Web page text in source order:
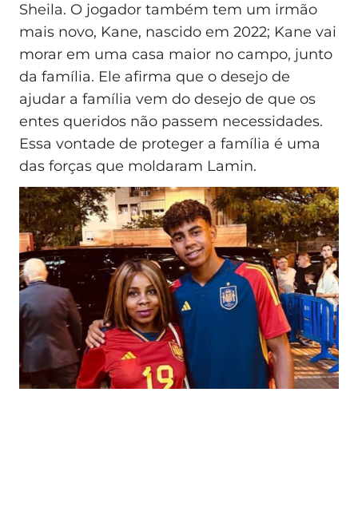
Sheila. O jogador também tem um irmão
mais novo, Kane, nascido em 2022; Kane vai
morar em uma casa maior no campo, junto
da família. Ele afirma que o desejo de
ajudar a família vem do desejo de que os
entes queridos não passem necessidades.
Essa vontade de proteger a família é uma
das forças que moldaram Lamin.